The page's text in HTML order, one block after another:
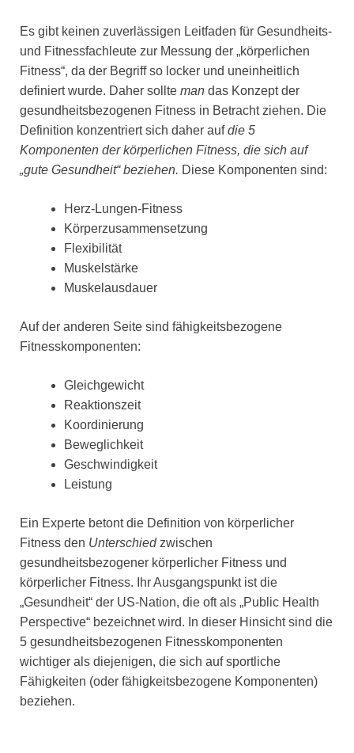
Es gibt keinen zuverlässigen Leitfaden für Gesundheits-
und Fitnessfachleute zur Messung der „körperlichen
Fitness“, da der Begriff so locker und uneinheitlich
definiert wurde. Daher sollte man das Konzept der
gesundheitsbezogenen Fitness in Betracht ziehen. Die
Definition konzentriert sich daher aufdie 5
Komponenten der körperlichen Fitness, die sich auf
„gute Gesundheit“ beziehen. Diese Komponenten sind:
Herz-Lungen-Fitness
Körperzusammensetzung
Flexibilität
Muskelstärke
Muskelausdauer
Auf der anderen Seite sind fähigkeitsbezogene
Fitnesskomponenten:
Gleichgewicht
Reaktionszeit
Koordinierung
Beweglichkeit
Geschwindigkeit
Leistung
Ein Experte betont die Definition von körperlicher
Fitness den Unterschiedzwischen
gesundheitsbezogener körperlicher Fitness und
körperlicher Fitness. Ihr Ausgangspunkt ist die
„Gesundheit“ der US-Nation, die oft als „Public Health
Perspective“ bezeichnet wird. In dieser Hinsicht sind die
5 gesundheitsbezogenen Fitnesskomponenten
wichtiger als diejenigen, die sich auf sportliche
Fähigkeiten (oder fähigkeitsbezogene Komponenten)
beziehen.